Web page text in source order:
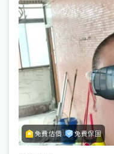
免費估價 免費保固